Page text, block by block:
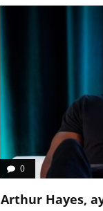
0
Arthur Hayes,